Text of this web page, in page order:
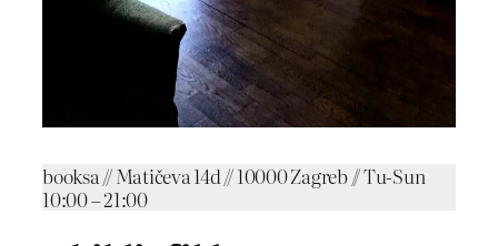
booksa // Matičeva 14d // 10000 Zagreb // Tu-Sun
10:00 – 21:00